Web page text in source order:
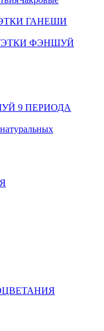
ГАНЕШИ
ФЭНШУЙ
9 ПЕРИОДА